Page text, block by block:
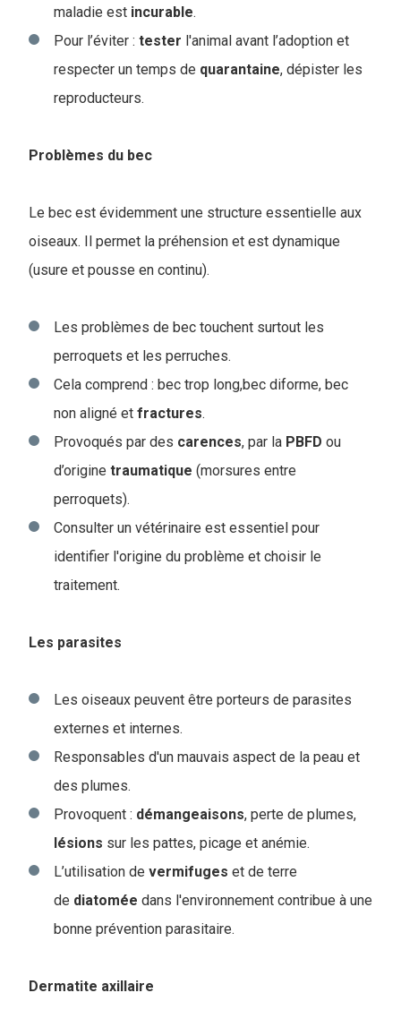
maladie est incurable.
Pour l’éviter : tester l'animal avant l’adoption et
respecter un temps de quarantaine, dépister les
reproducteurs.
Problèmes du bec
Le bec est évidemment une structure essentielle aux
oiseaux. Il permet la préhension et est dynamique
(usure et pousse en continu).
Les problèmes de bec touchent surtout les
perroquets et les perruches.
Cela comprend : bec trop long,bec diforme, bec
non aligné et fractures.
Provoqués par des carences, par la PBFD ou
d’origine traumatique (morsures entre
perroquets).
Consulter un vétérinaire est essentiel pour
identifier l'origine du problème et choisir le
traitement.
Les parasites
Les oiseaux peuvent être porteurs de parasites
externes et internes.
Responsables d'un mauvais aspect de la peau et
des plumes.
Provoquent : démangeaisons, perte de plumes,
lésions sur les pattes, picage et anémie.
L’utilisation de vermifuges et de terre
de diatomée dans l'environnement contribue à une
bonne prévention parasitaire.
Dermatite axillaire